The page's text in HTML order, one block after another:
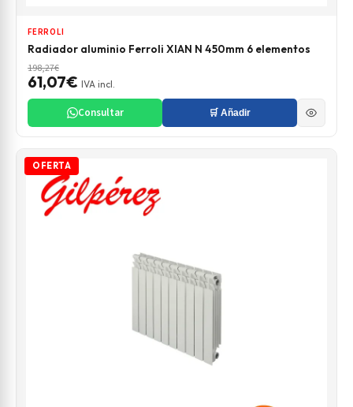
FERROLI
Radiador aluminio Ferroli XIAN N 450mm 6 elementos
198,27€
61,07€ IVA incl.
Consultar 🛒 Añadir
OFERTA